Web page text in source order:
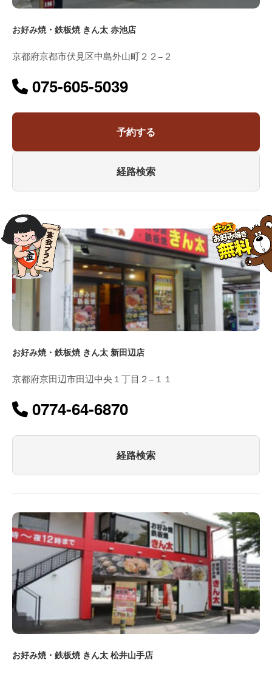
お好み焼・鉄板焼 きん太 赤池店
京都府京都市伏見区中島外山町２２−２
075-605-5039
予約する
経路検索
お好み焼・鉄板焼 きん太 新田辺店
京都府京田辺市田辺中央１丁目２−１１
0774-64-6870
経路検索
お好み焼・鉄板焼 きん太 松井山手店